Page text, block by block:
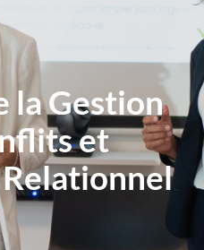
la Gestion
et